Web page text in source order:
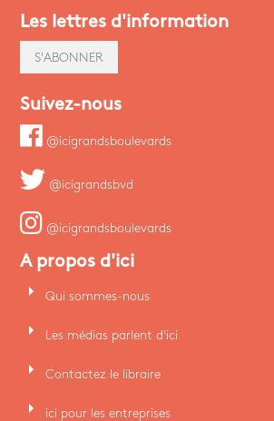
Les lettres d'information
S'ABONNER
Suivez-nous
@icigrandsboulevards
@icigrandsbvd
@icigrandsboulevards
A propos d'ici
arrow_right Qui sommes-nous
arrow_right Les médias parlent d'ici
arrow_right Contactez le libraire
arrow_right ici pour les entreprises